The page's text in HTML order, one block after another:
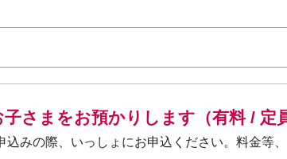
さまをお預かりします（有料 / 定
込みの際、いっしょにお申込ください。料金等